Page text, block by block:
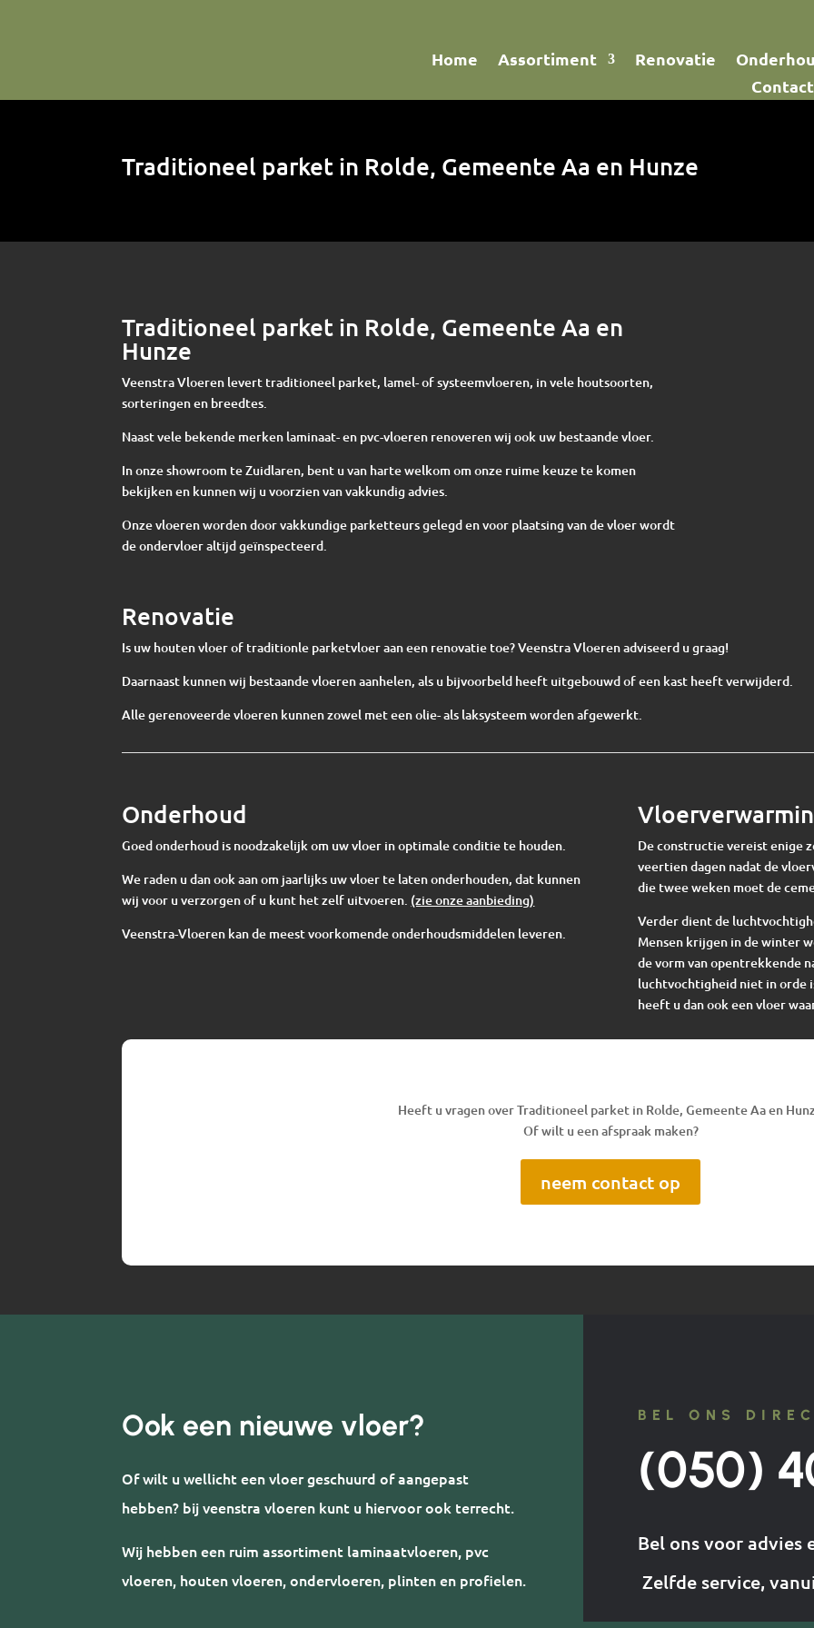
Home Assortiment Renovatie
Contact
Traditioneel parket in Rolde, Gemeente Aa en Hunze
Traditioneel parket in Rolde, Gemeente Aa en
Hunze
Veenstra Vloeren levert traditioneel parket, lamel- of systeemvloeren, in vele houtsoorten,
sorteringen en breedtes.
Naast vele bekende merken laminaat- en pvc-vloeren renoveren wij ook uw bestaande vloer.
In onze showroom te Zuidlaren, bent u van harte welkom om onze ruime keuze te komen
bekijken en kunnen wij u voorzien van vakkundig advies.
Onze vloeren worden door vakkundige parketteurs gelegd en voor plaatsing van de vloer wordt
de ondervloer altijd geïnspecteerd.
Renovatie
Is uw houten vloer of traditionle parketvloer aan een renovatie toe? Veenstra Vloeren adviseerd u graag!
Daarnaast kunnen wij bestaande vloeren aanhelen, als u bijvoorbeld heeft uitgebouwd of een kast heeft verwijderd.
Alle gerenoveerde vloeren kunnen zowel met een olie- als laksysteem worden afgewerkt.
Onderhoud
Goed onderhoud is noodzakelijk om uw vloer in optimale conditie te houden.
We raden u dan ook aan om jaarlijks uw vloer te laten onderhouden, dat kunnen
wij voor u verzorgen of u kunt het zelf uitvoeren. (zie onze aanbieding)
Veenstra-Vloeren kan de meest voorkomende onderhoudsmiddelen leveren.
De constructie vereist enige
veertien dagen nadat de
die twee weken moet de
Verder dient de
Mensen krijgen in de winter
de vorm van opentrekkende
luchtvochtigheid niet in orde
heeft u dan ook een vloer
Heeft u vragen over Traditioneel parket in Rolde, Gemeente Aa en
Of wilt u een afspraak maken?
neem contact op
Ook een nieuwe vloer?
Of wilt u wellicht een vloer geschuurd of aangepast
hebben? bij veenstra vloeren kunt u hiervoor ook terrecht.
Wij hebben een ruim assortiment laminaatvloeren, pvc
vloeren, houten vloeren, ondervloeren, plinten en profielen.
BEL ONS
(050)
Bel ons voor advies
Zelfde service,